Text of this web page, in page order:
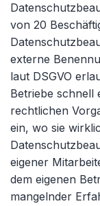
von 20
externe
laut DSGVO
Betriebe schnell
rechtlichen
ein, wo sie
eigener
dem eigenen
mangelnder